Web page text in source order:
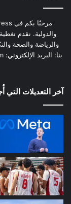
والدولية. نقدم
والرياضة والصحة
بنا: البريد الإلكتروني:
آخر التعديلات